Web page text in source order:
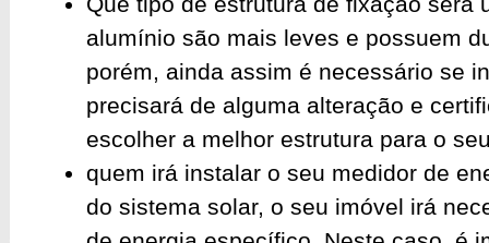
alumínio são mais leves e possuem
porém, ainda assim é necessário se
precisará de alguma alteração e
escolher a melhor estrutura para o
quem irá instalar o seu medidor de
do sistema solar, o seu imóvel irá